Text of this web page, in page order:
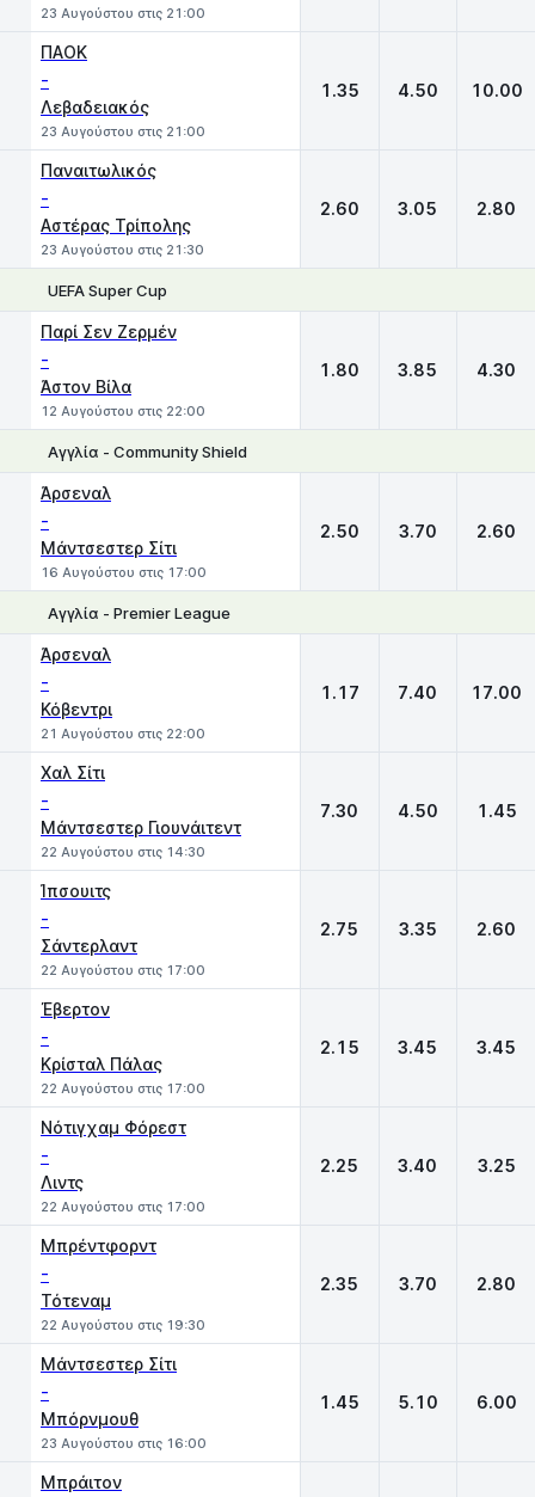
23 Αυγούστου στις 21:00
ΠΑΟΚ
-
Λεβαδειακός
23 Αυγούστου στις 21:00
1.35 4.50 10.00
Παναιτωλικός
-
Αστέρας Τρίπολης
23 Αυγούστου στις 21:30
2.60 3.05 2.80
UEFA Super Cup
Παρί Σεν Ζερμέν
-
Άστον Βίλα
12 Αυγούστου στις 22:00
1.80 3.85 4.30
Αγγλία - Community Shield
Άρσεναλ
-
Μάντσεστερ Σίτι
16 Αυγούστου στις 17:00
2.50 3.70 2.60
Αγγλία - Premier League
Άρσεναλ
-
Κόβεντρι
21 Αυγούστου στις 22:00
1.17 7.40 17.00
Χαλ Σίτι
-
Μάντσεστερ Γιουνάιτεντ
22 Αυγούστου στις 14:30
7.30 4.50 1.45
Ίπσουιτς
-
Σάντερλαντ
22 Αυγούστου στις 17:00
2.75 3.35 2.60
Έβερτον
-
Κρίσταλ Πάλας
22 Αυγούστου στις 17:00
2.15 3.45 3.45
Νότιγχαμ Φόρεστ
-
Λιντς
22 Αυγούστου στις 17:00
2.25 3.40 3.25
Μπρέντφορντ
-
Τότεναμ
22 Αυγούστου στις 19:30
2.35 3.70 2.80
Μάντσεστερ Σίτι
-
Μπόρνμουθ
23 Αυγούστου στις 16:00
1.45 5.10 6.00
Μπράιτον